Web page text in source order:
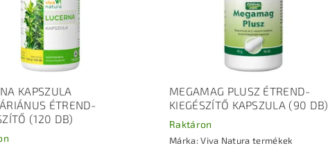
KAPSZULA
ÉTREND-
(120 DB)
MEGAMAG PLUSZ ÉTREND-
KIEGÉSZÍTŐ KAPSZULA (90 DB)
Raktáron
Márka:Viva Natura termékek